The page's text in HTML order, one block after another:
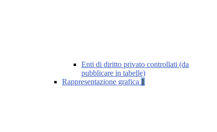
Enti di diritto privato controllati (da
pubblicare in tabelle)
Rappresentazione grafica 1